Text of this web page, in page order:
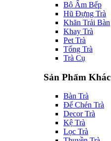
Bộ Ấm Bếp
Hũ Đựng Trà
Khăn Trải Bàn
Khay Trà
Pet Trà
Tống Trà
Trà Cụ
Sản Phẩm Khác
Bàn Trà
Đế Chén Trà
Decor Trà
Kệ Trà
Lọc Trà